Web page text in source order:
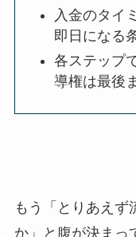
入金のタイ
即日になる
各ステップ
導権は最後
もう「とりあえず
か」と腹が決まっ